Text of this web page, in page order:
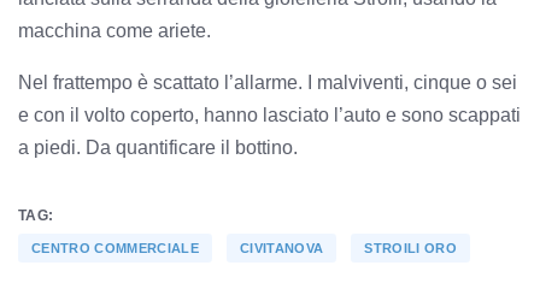
macchina come ariete.
Nel frattempo è scattato l’allarme. I malviventi, cinque o sei
e con il volto coperto, hanno lasciato l’auto e sono scappati
a piedi. Da quantificare il bottino.
TAG:
CENTRO COMMERCIALE CIVITANOVA STROILI ORO